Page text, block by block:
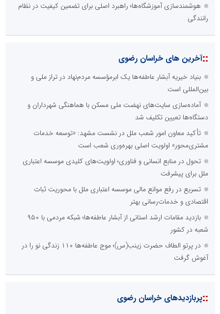
هوشمندسازی آموزشگاه‌ها؛ راهبرد اصلی برای تضمین کیفیت در نظام
رانندگی
::آخرین های خراسان رضوی
بنیاد خیریه آبشار عاطفه‌ها یک ابرمؤسسه مردم‌نهاد در تراز ملی و
بین‌المللی است
آماده‌سازی سایت‌های نهضت ملی مسکن با هماهنگی شهرداران و
دستگاه‌ها تعیین تکلیف شد
تأکید معاون امور شعب ملل در نشست مشهد: «توسعه خدمات
مشتری‌محور» اولویت اصلی بهره‌وری شعب است
تحول در منابع انسانی و فناوری؛ اولویت‌های کلیدی موسسه اعتباری
ملل برای پیشرفت
تسریع در رفع موانع مالی موسسه اعتباری ملل با محوریت ثبات
اقتصادی و خدمات‌رسانی بهتر
بازدید مقامات ارشد استانی از آبشار عاطفه‌ها؛ شبکه‌ مردمی با ۹۵۰
شعبه در کشور
در پرتو الطاف حضرت زینب(س)؛ موج عاطفه‌ها ۱۱۰ زندگی نو را در
آغوش گرفت
::پربازدیدهای خراسان رضوی